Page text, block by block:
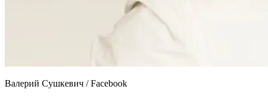
Валерий Сушкевич / Facebook